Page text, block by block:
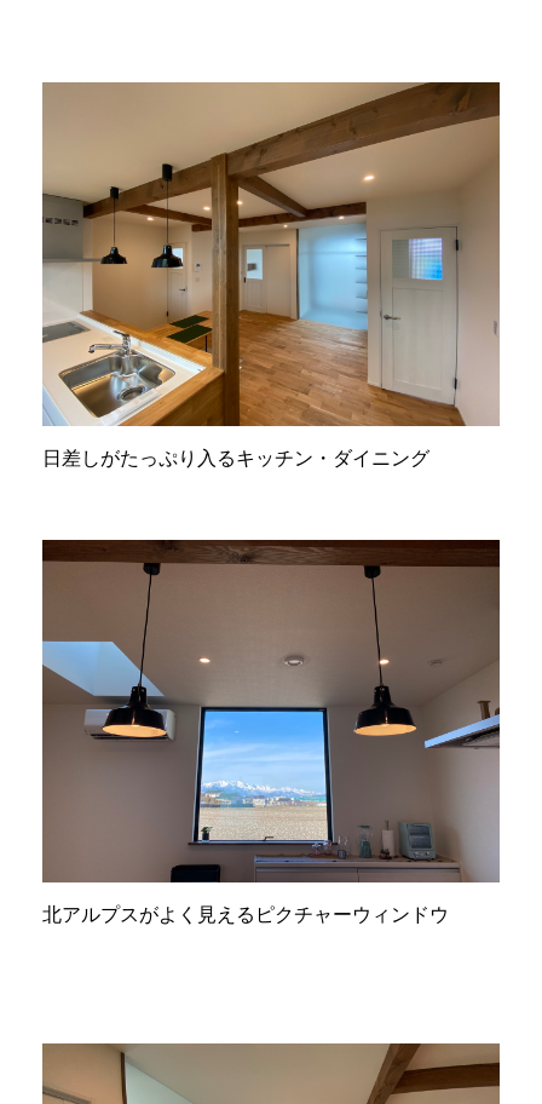
日差しがたっぷり入るキッチン・ダイニング
北アルプスがよく見えるピクチャーウィンドウ